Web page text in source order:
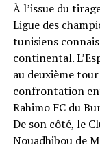
À l’issue du
Ligue des
tunisiens
continental.
au deuxième
confrontation
Rahimo FC du
De son côté, le
Nouadhibou de